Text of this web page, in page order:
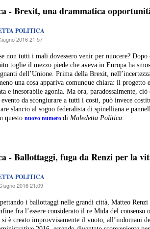
- Brexit, una drammatica
POLITICA
2016 21:57
non tutti i mali dovessero venir per nuocere?
toglie il mezzo piede che aveva in Europa ha
dell’Unione. Prima della Brexit,
una cosa appariva comunque chiara: il progetto
e inesorabile agonia. Ma ora, paradossalmente,
evento da scongiurare a tutti i costi, può invece
slancio al sogno federalista di spinelliana e
questo nuovo numero di Maledetta Politica.
- Ballottaggi, fuga da Renzi per la
POLITICA
2016 21:09
i ballottaggi nelle grandi città, Matteo
fra l’essere considerato il re Mida del
è creato improvvisamente il vuoto, all’indomani